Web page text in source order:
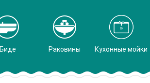
Биде Раковины Кухонные мойки